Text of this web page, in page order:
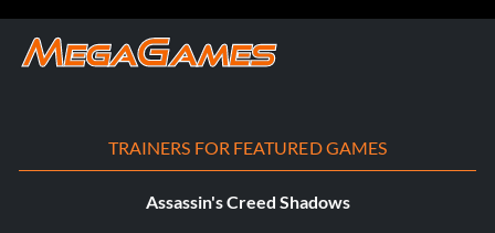
TRAINERS FOR FEATURED GAMES
Assassin's Creed Shadows